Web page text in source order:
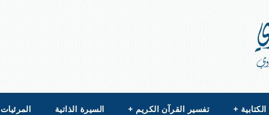
+ تفسير القرآن الكريم + السيرة الذاتية المرئيات